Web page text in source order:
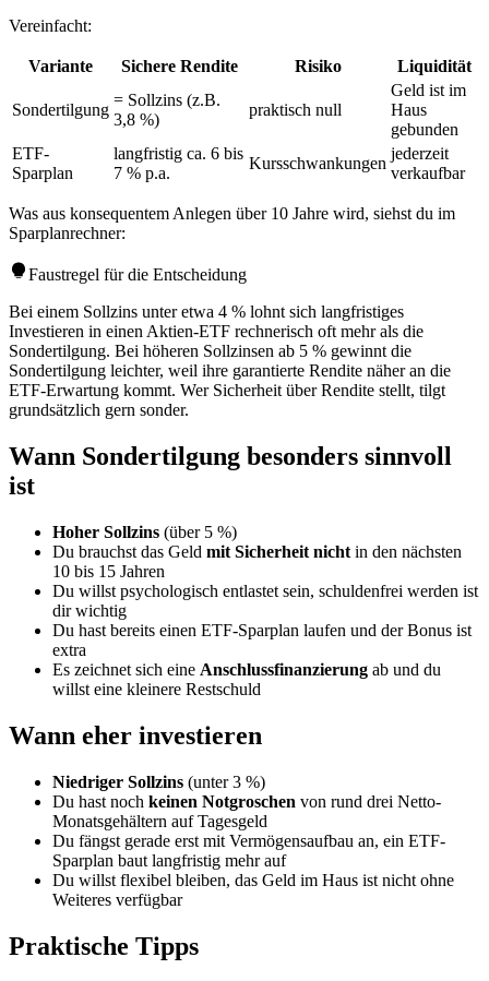
Vereinfacht:
Variante Sichere Rendite Risiko Liquidität
Sondertilgung
= Sollzins (z.B.
3,8 %)
praktisch null
Geld ist im
Haus
gebunden
ETF-
Sparplan
langfristig ca. 6 bis
7 % p.a.
Kursschwankungen
jederzeit
verkaufbar
Was aus konsequentem Anlegen über 10 Jahre wird, siehst du im
Sparplanrechner:
Faustregel für die Entscheidung
Bei einem Sollzins unter etwa 4 % lohnt sich langfristiges
Investieren in einen Aktien-ETF rechnerisch oft mehr als die
Sondertilgung. Bei höheren Sollzinsen ab 5 % gewinnt die
Sondertilgung leichter, weil ihre garantierte Rendite näher an die
ETF-Erwartung kommt. Wer Sicherheit über Rendite stellt, tilgt
grundsätzlich gern sonder.
Wann Sondertilgung besonders sinnvoll
ist
Hoher Sollzins (über 5 %)
Du brauchst das Geld mit Sicherheit nicht in den nächsten
10 bis 15 Jahren
Du willst psychologisch entlastet sein, schuldenfrei werden ist
dir wichtig
Du hast bereits einen ETF-Sparplan laufen und der Bonus ist
extra
Es zeichnet sich eine Anschlussfinanzierung ab und du
willst eine kleinere Restschuld
Wann eher investieren
Niedriger Sollzins (unter 3 %)
Du hast noch keinen Notgroschen von rund drei Netto-
Monatsgehältern auf Tagesgeld
Du fängst gerade erst mit Vermögensaufbau an, ein ETF-
Sparplan baut langfristig mehr auf
Du willst flexibel bleiben, das Geld im Haus ist nicht ohne
Weiteres verfügbar
Praktische Tipps